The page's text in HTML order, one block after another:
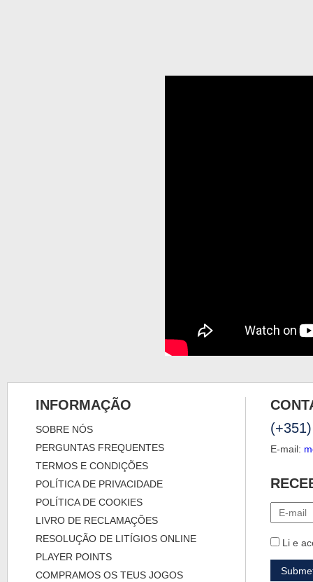
INFORMAÇÃO
SOBRE NÓS
PERGUNTAS FREQUENTES
TERMOS E CONDIÇÕES
POLÍTICA DE PRIVACIDADE
POLÍTICA DE COOKIES
LIVRO DE RECLAMAÇÕES
RESOLUÇÃO DE LITÍGIOS ONLINE
PLAYER POINTS
COMPRAMOS OS TEUS JOGOS
E-mail:
Li e